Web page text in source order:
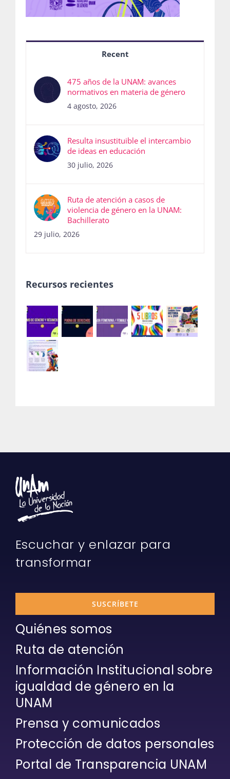
Recent
475 años de la UNAM: avances
normativos en materia de género
4 agosto, 2026
Resulta insustituible el intercambio
de ideas en educación
30 julio, 2026
Ruta de atención a casos de
violencia de género en la UNAM:
Bachillerato
29 julio, 2026
Recursos recientes
Escuchar y enlazar para
transformar
SUSCRÍBETE
Quiénes somos
Ruta de atención
Información Institucional sobre
igualdad de género en la
UNAM
Prensa y comunicados
Protección de datos personales
Portal de Transparencia UNAM